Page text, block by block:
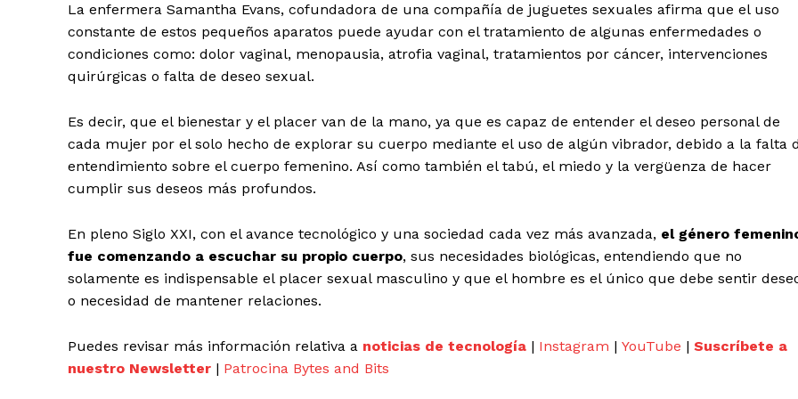
La enfermera Samantha Evans, cofundadora de una compañía de juguetes sexuales afirma que el uso
constante de estos pequeños aparatos puede ayudar con el tratamiento de algunas enfermedades o
condiciones como: dolor vaginal, menopausia, atrofia vaginal, tratamientos por cáncer, intervenciones
quirúrgicas o falta de deseo sexual.
Es decir, que el bienestar y el placer van de la mano, ya que es capaz de entender el deseo personal de
cada mujer por el solo hecho de explorar su cuerpo mediante el uso de algún vibrador, debido a la falta
entendimiento sobre el cuerpo femenino. Así como también el tabú, el miedo y la vergüenza de hacer
cumplir sus deseos más profundos.
En pleno Siglo XXI, con el avance tecnológico y una sociedad cada vez más avanzada, el género
fue comenzando a escuchar su propio cuerpo, sus necesidades biológicas, entendiendo que no
solamente es indispensable el placer sexual masculino y que el hombre es el único que debe sentir
o necesidad de mantener relaciones.
Puedes revisar más información relativa a noticias de tecnología | Instagram | YouTube | Suscríbete a
nuestro Newsletter | Patrocina Bytes and Bits